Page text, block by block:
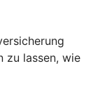
zu lassen, wie